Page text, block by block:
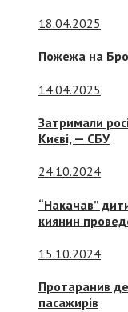
18.04.2025
Пожежа на
14.04.2025
Затримали
Києві, — СБУ
24.10.2024
“Накачав”
киянин
15.10.2024
Протаранив
пасажирів